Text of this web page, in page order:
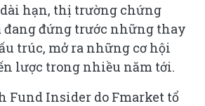
hạn, thị trường chứng
đang đứng trước những thay
trúc, mở ra những cơ hội
lược trong nhiều năm tới.
Fund Insider do Fmarket tổ